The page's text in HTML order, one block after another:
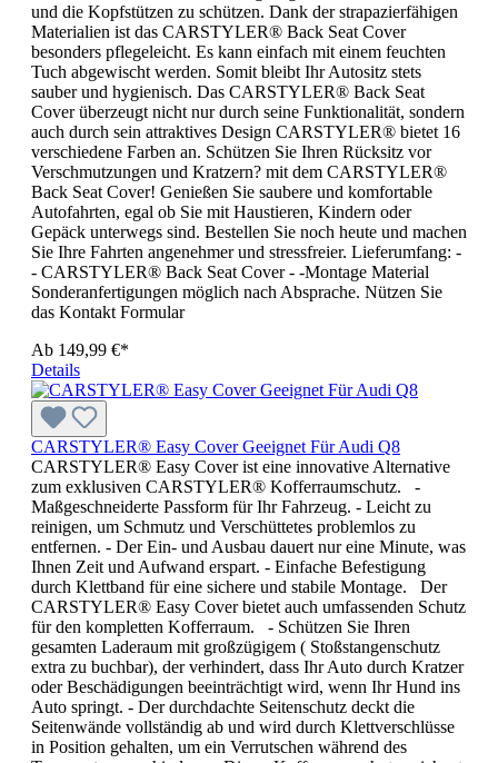
und die Kopfstützen zu schützen. Dank der strapazierfähigen
Materialien ist das CARSTYLER® Back Seat Cover
besonders pflegeleicht. Es kann einfach mit einem feuchten
Tuch abgewischt werden. Somit bleibt Ihr Autositz stets
sauber und hygienisch. Das CARSTYLER® Back Seat
Cover überzeugt nicht nur durch seine Funktionalität, sondern
auch durch sein attraktives Design CARSTYLER® bietet 16
verschiedene Farben an. Schützen Sie Ihren Rücksitz vor
Verschmutzungen und Kratzern? mit dem CARSTYLER®
Back Seat Cover! Genießen Sie saubere und komfortable
Autofahrten, egal ob Sie mit Haustieren, Kindern oder
Gepäck unterwegs sind. Bestellen Sie noch heute und machen
Sie Ihre Fahrten angenehmer und stressfreier. Lieferumfang: -
- CARSTYLER® Back Seat Cover - -Montage Material
Sonderanfertigungen möglich nach Absprache. Nützen Sie
das Kontakt Formular
Ab 149,99 €*
Details
CARSTYLER® Easy Cover Geeignet Für Audi Q8
CARSTYLER® Easy Cover ist eine innovative Alternative
zum exklusiven CARSTYLER® Kofferraumschutz. -
Maßgeschneiderte Passform für Ihr Fahrzeug. - Leicht zu
reinigen, um Schmutz und Verschüttetes problemlos zu
entfernen. - Der Ein- und Ausbau dauert nur eine Minute, was
Ihnen Zeit und Aufwand erspart. - Einfache Befestigung
durch Klettband für eine sichere und stabile Montage. Der
CARSTYLER® Easy Cover bietet auch umfassenden Schutz
für den kompletten Kofferraum. - Schützen Sie Ihren
gesamten Laderaum mit großzügigem ( Stoßstangenschutz
extra zu buchbar), der verhindert, dass Ihr Auto durch Kratzer
oder Beschädigungen beeinträchtigt wird, wenn Ihr Hund ins
Auto springt. - Der durchdachte Seitenschutz deckt die
Seitenwände vollständig ab und wird durch Klettverschlüsse
in Position gehalten, um ein Verrutschen während des